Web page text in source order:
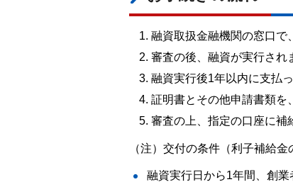
融資取扱金融機関の窓口で
審査の後、融資が実行され
融資実行後1年以内に支払
証明書とその他申請書類を
審査の上、指定の口座に補
（注）交付の条件（利子補給
融資実行日から1年間、創